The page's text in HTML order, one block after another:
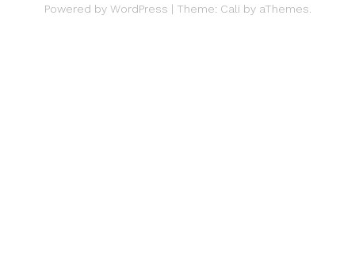
Powered by WordPress | Theme: Cali by aThemes.